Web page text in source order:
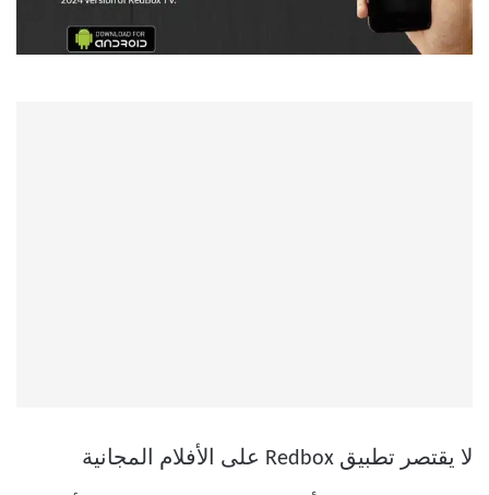
لا يقتصر تطبيق Redbox على الأفلام المجانية